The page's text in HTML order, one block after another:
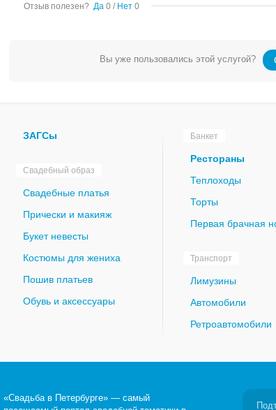
Отзыв полезен? Да 0 / Нет 0
Вы уже пользовались этой услугой?
ЗАГСы
Свадебный образ
Свадебные платья
Прически и макияж
Букет невесты
Костюмы для жениха
Пошив платьев
Обувь и аксессуары
Банкет
Рестораны
Теплоходы
Торты
Первая брачная
Транспорт
Лимузины
Автомобили
Ретроавтомобили
«Свадьба в Петербурге» — самый